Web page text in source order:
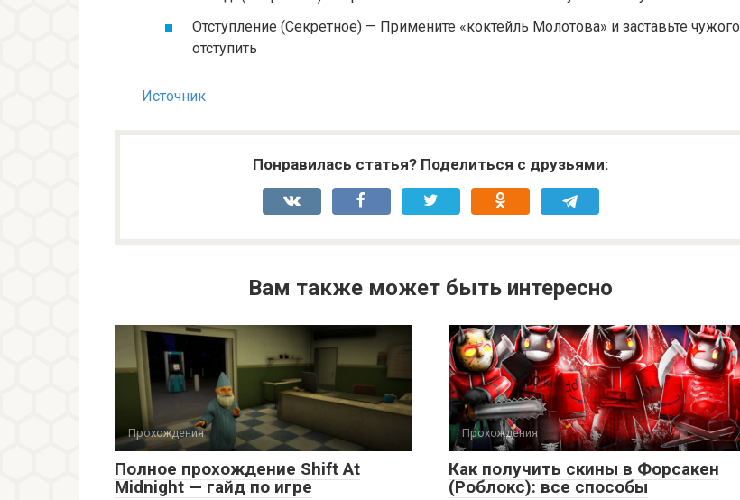
Отступление (Секретное) — Примените «коктейль Молотова» и заставьте чужого
отступить
Источник
Понравилась статья? Поделиться с друзьями:
Вам также может быть интересно
Прохождения
Полное прохождение Shift At
Midnight — гайд по игре
Прохождения
Как получить скины в Форсакен
(Роблокс): все способы